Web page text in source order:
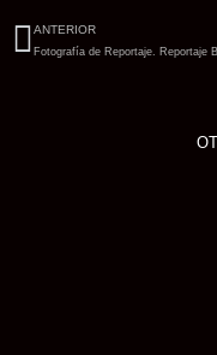
Ant
ANTERIOR